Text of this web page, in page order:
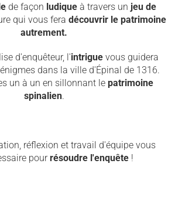
de façon ludiqueà travers un jeu de
qui vous fera découvrir le patrimoine
autrement.
d'enquêteur, l'intrigue vous guidera
dans la ville d'Épinal de 1316.
un à un en sillonnant le patrimoine
spinalien.
réflexion et travail d'équipe vous
pourrésoudre l'enquête !